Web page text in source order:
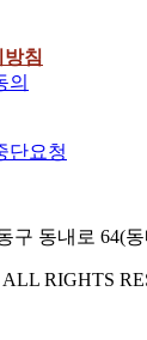
침
의
단요청
구 동내로 64(
RIGHTS